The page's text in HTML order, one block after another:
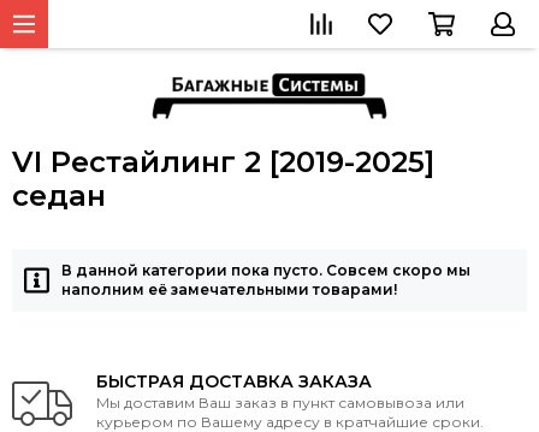
VI Рестайлинг 2 [2019-2025]
седан
В данной категории пока пусто. Совсем скоро мы
наполним её замечательными товарами!
БЫСТРАЯ ДОСТАВКА ЗАКАЗА
Мы доставим Ваш заказ в пункт самовывоза или
курьером по Вашему адресу в кратчайшие сроки.